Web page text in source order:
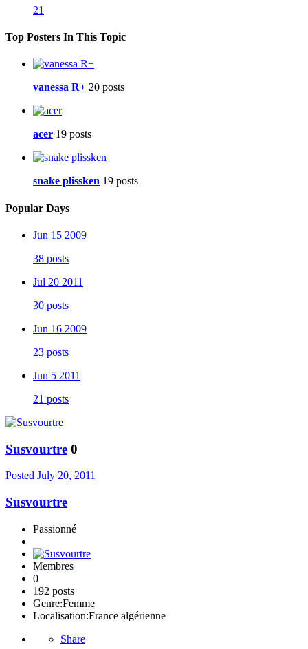
21
Top Posters In This Topic
vanessa R+ 20 posts
acer 19 posts
snake plissken 19 posts
Popular Days
Jun 15 2009
38 posts
Jul 20 2011
30 posts
Jun 16 2009
23 posts
Jun 5 2011
21 posts
Susvourtre 0
Posted July 20, 2011
Susvourtre
Passionné
Membres
0
192 posts
Genre:Femme
Localisation:France algérienne
Share